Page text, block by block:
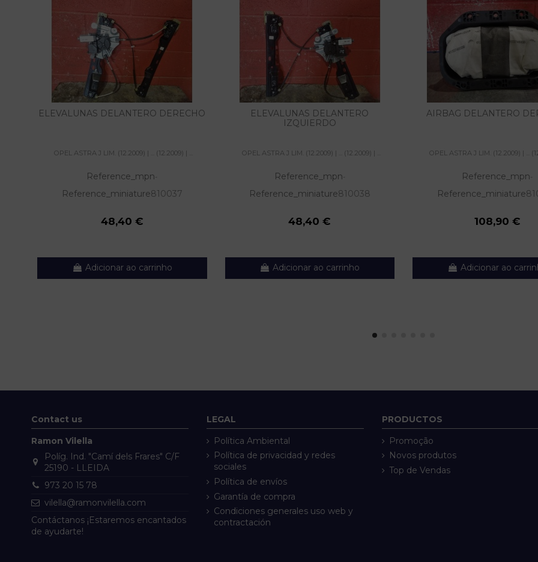
ELEVALUNAS DELANTERO DERECHO
OPEL ASTRA J LIM. (12.2009) | ... (12.2009) | ...
Reference_mpn-
Reference_miniature810037
48,40 €
Adicionar ao carrinho
ELEVALUNAS DELANTERO
IZQUIERDO
OPEL ASTRA J LIM. (12.2009) | ... (12.2009) | ...
Reference_mpn-
Reference_miniature810038
48,40 €
Adicionar ao carrinho
AIRBAG DELANTERO
OPEL ASTRA J LIM. (12.2009) | ...
Reference_mpn-
Reference_miniature
108,90 €
Adicionar ao
Contact us
Ramon Vilella
Políg. Ind. "Camí dels Frares" C/F
25190 - LLEIDA
973 20 15 78
vilella@ramonvilella.com
Contáctanos ¡Estaremos encantados
de ayudarte!
LEGAL
Política Ambiental
Política de privacidad y redes
sociales
Política de envíos
Garantía de compra
Condiciones generales uso web y
contractación
PRODUCTOS
Promoção
Novos produtos
Top de Vendas